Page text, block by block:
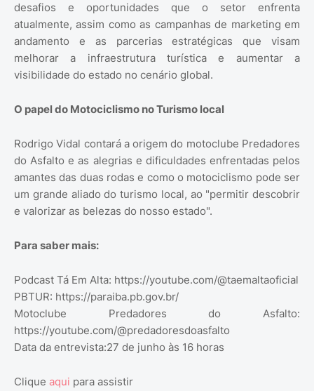
desafios e oportunidades que o setor enfrenta
atualmente, assim como as campanhas de marketing em
andamento e as parcerias estratégicas que visam
melhorar a infraestrutura turística e aumentar a
visibilidade do estado no cenário global.
O papel do Motociclismo no Turismo local
Rodrigo Vidal contará a origem do motoclube Predadores
do Asfalto e as alegrias e dificuldades enfrentadas pelos
amantes das duas rodas e como o motociclismo pode ser
um grande aliado do turismo local, ao "permitir descobrir
e valorizar as belezas do nosso estado".
Para saber mais:
Podcast Tá Em Alta: https://youtube.com/@taemaltaoficial
PBTUR: https://paraiba.pb.gov.br/
Motoclube Predadores do Asfalto:
https://youtube.com/@predadoresdoasfalto
Data da entrevista:27 de junho às 16 horas
Clique aqui para assistir